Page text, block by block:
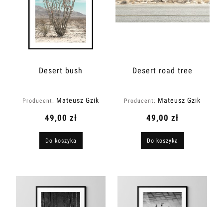
Desert bush
Producent: Mateusz Gzik
49,00 zł
Do koszyka
Desert road tree
Producent: Mateusz Gzik
49,00 zł
Do koszyka